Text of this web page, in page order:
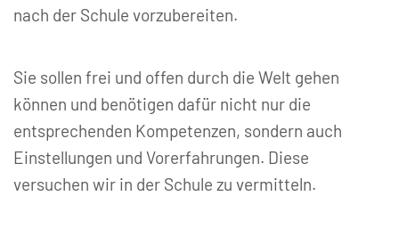
nach der Schule vorzubereiten.
Sie sollen frei und offen durch die Welt gehen
können und benötigen dafür nicht nur die
entsprechenden Kompetenzen, sondern auch
Einstellungen und Vorerfahrungen. Diese
versuchen wir in der Schule zu vermitteln.